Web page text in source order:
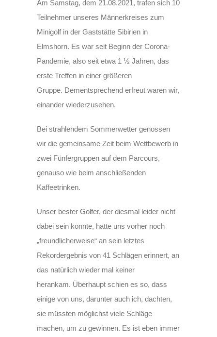
Am Samstag, dem 21.08.2021, trafen sich 10
Teilnehmer unseres Männerkreises zum
Minigolf in der Gaststätte Sibirien in
Elmshorn. Es war seit Beginn der Corona-
Pandemie, also seit etwa 1 ½ Jahren, das
erste Treffen in einer größeren
Gruppe. Dementsprechend erfreut waren wir,
einander wiederzusehen.
Bei strahlendem Sommerwetter genossen
wir die gemeinsame Zeit beim Wettbewerb in
zwei Fünfergruppen auf dem Parcours,
genauso wie beim anschließenden
Kaffeetrinken.
Unser bester Golfer, der diesmal leider nicht
dabei sein konnte, hatte uns vorher noch
„freundlicherweise“ an sein letztes
Rekordergebnis von 41 Schlägen erinnert, an
das natürlich wieder mal keiner
herankam. Überhaupt schien es so, dass
einige von uns, darunter auch ich, dachten,
sie müssten möglichst viele Schläge
machen, um zu gewinnen. Es ist eben immer